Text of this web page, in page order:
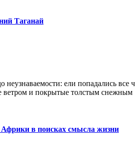
Таганай
неузнаваемости: ели попадались все
ветром и покрытые толстым снежным
Африки в поисках смысла жизни